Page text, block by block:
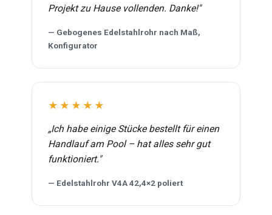
Projekt zu Hause vollenden. Danke!"
— Gebogenes Edelstahlrohr nach Maß,
Konfigurator
★★★★★
„Ich habe einige Stücke bestellt für einen
Handlauf am Pool – hat alles sehr gut
funktioniert."
— Edelstahlrohr V4A 42,4×2 poliert